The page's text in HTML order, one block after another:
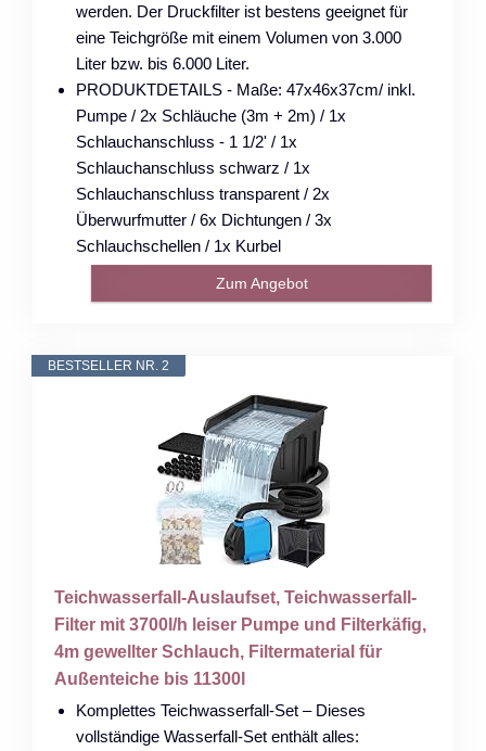
werden. Der Druckfilter ist bestens geeignet für
eine Teichgröße mit einem Volumen von 3.000
Liter bzw. bis 6.000 Liter.
PRODUKTDETAILS - Maße: 47x46x37cm/ inkl.
Pumpe / 2x Schläuche (3m + 2m) / 1x
Schlauchanschluss - 1 1/2' / 1x
Schlauchanschluss schwarz / 1x
Schlauchanschluss transparent / 2x
Überwurfmutter / 6x Dichtungen / 3x
Schlauchschellen / 1x Kurbel
Zum Angebot
BESTSELLER NR. 2
Teichwasserfall-Auslaufset, Teichwasserfall-
Filter mit 3700l/h leiser Pumpe und Filterkäfig,
4m gewellter Schlauch, Filtermaterial für
Außenteiche bis 11300l
Komplettes Teichwasserfall-Set – Dieses
vollständige Wasserfall-Set enthält alles: